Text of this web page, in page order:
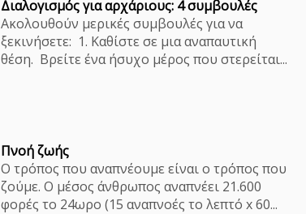
Διαλογισμός για αρχάριους: 4 συμβουλές
Ακολουθούν μερικές συμβουλές για να
ξεκινήσετε: 1. Καθίστε σε μια αναπαυτική
θέση. Βρείτε ένα ήσυχο μέρος που στερείται...
Πνοή ζωής
O τρόπος που αναπνέουμε είναι ο τρόπος που
ζούμε. Ο μέσος άνθρωπος αναπνέει 21.600
φορές το 24ωρο (15 αναπνοές το λεπτό x 60...